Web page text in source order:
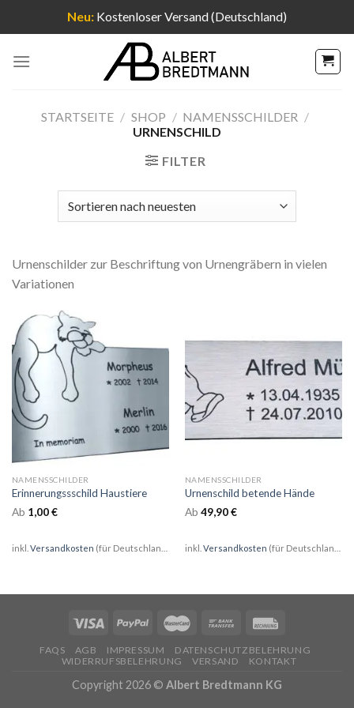
Neu: Kostenloser Versand (Deutschland)
Inhalt
STARTSEITE / SHOP / NAMENSSCHILDER /
URNENSCHILD
FILTER
Urnenschilder zur Beschriftung von Urnengräbern in vielen
Variationen
NAMENSSCHILDER
Erinnerungssschild Haustiere
Ab 1,00€
inkl. Versandkosten (für Deutschland)
NAMENSSCHILDER
Urnenschild betende Hände
Ab 49,90€
inkl. Versandkosten (für Deutschland)
FAQS AGB IMPRESSUM
DATENSCHUTZBELEHRUNG
WIDERRUFSBELEHRUNG
VERSAND KONTAKT
Copyright 2026 © Albert Bredtmann KG